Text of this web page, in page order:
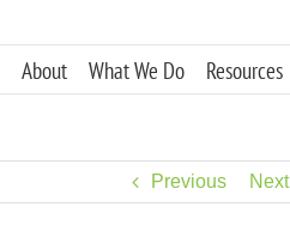
About What We Do Resources
Previous Next